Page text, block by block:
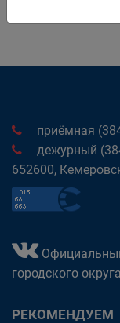
приёмная
дежурный
652600,
городского округа
РЕКОМЕНДУЕМ